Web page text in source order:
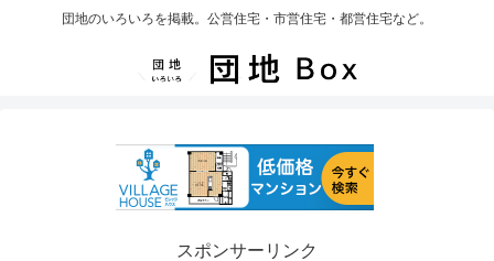
団地のいろいろを掲載。公営住宅・市営住宅・都営住宅など。
スポンサーリンク